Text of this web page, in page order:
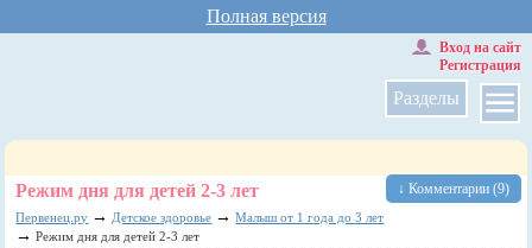
Полная версия
Разделы
Вход на сайт
Регистрация
↓ Комментарии (9)
Режим дня для детей 2-3 лет
Первенец.ру → Детское здоровье → Малыш от 1 года до 3 лет
→ Режим дня для детей 2-3 лет